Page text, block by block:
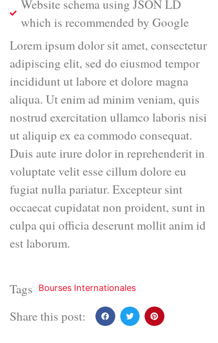
Website schema using JSON LD
which is recommended by Google
Lorem ipsum dolor sit amet, consectetur
adipiscing elit, sed do eiusmod tempor
incididunt ut labore et dolore magna
aliqua. Ut enim ad minim veniam, quis
nostrud exercitation ullamco laboris nisi
ut aliquip ex ea commodo consequat.
Duis aute irure dolor in reprehenderit in
voluptate velit esse cillum dolore eu
fugiat nulla pariatur. Excepteur sint
occaecat cupidatat non proident, sunt in
culpa qui officia deserunt mollit anim id
est laborum.
Tags Bourses Internationales
Share this post: